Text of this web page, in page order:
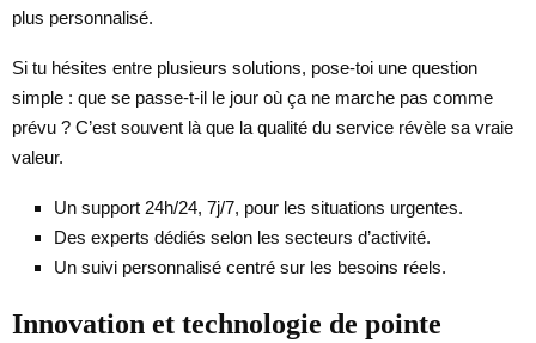
plus personnalisé.
Si tu hésites entre plusieurs solutions, pose-toi une question
simple : que se passe-t-il le jour où ça ne marche pas comme
prévu ? C’est souvent là que la qualité du service révèle sa vraie
valeur.
Un support 24h/24, 7j/7, pour les situations urgentes.
Des experts dédiés selon les secteurs d’activité.
Un suivi personnalisé centré sur les besoins réels.
Innovation et technologie de pointe